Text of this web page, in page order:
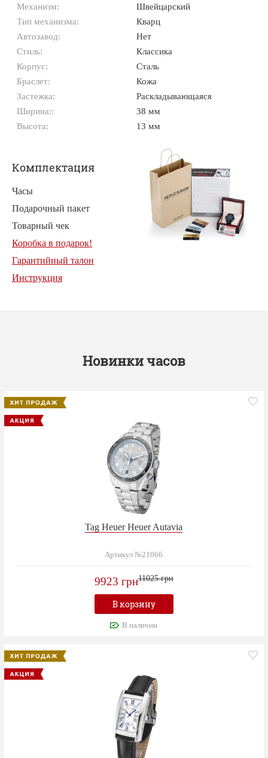
Механизм:
Швейцарский
Тип механизма:
Кварц
Автозавод:
Нет
Стиль:
Классика
Корпус:
Сталь
Браслет:
Кожа
Застежка:
Раскладывающаяся
Ширина::
38 мм
Высота:
13 мм
Комплектация
Часы
Подарочный пакет
Товарный чек
Коробка в подарок!
Гарантийный талон
Инструкция
Новинки часов
Tag Heuer Heuer Autavia
Артикул №21066
9923 грн11025 грн
В корзину
В наличии